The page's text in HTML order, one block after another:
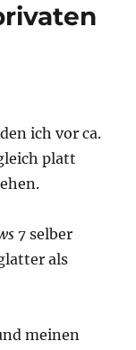
ich vor ca.
platt
7selber
als
meinen